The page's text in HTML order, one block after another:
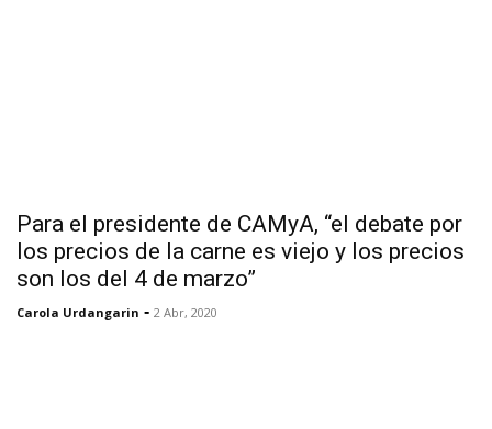
Para el presidente de CAMyA, “el debate por
los precios de la carne es viejo y los precios
son los del 4 de marzo”
Carola Urdangarin - 2 Abr, 2020